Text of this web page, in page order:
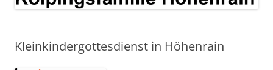
Kleinkindergottesdienst in Höhenrain